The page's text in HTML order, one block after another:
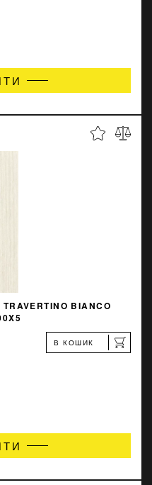
BIANCO
В КОШИК